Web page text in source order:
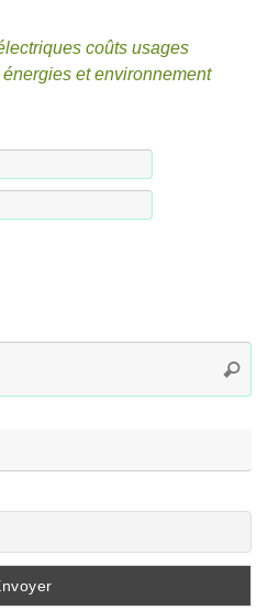
coûts usages
et environnement